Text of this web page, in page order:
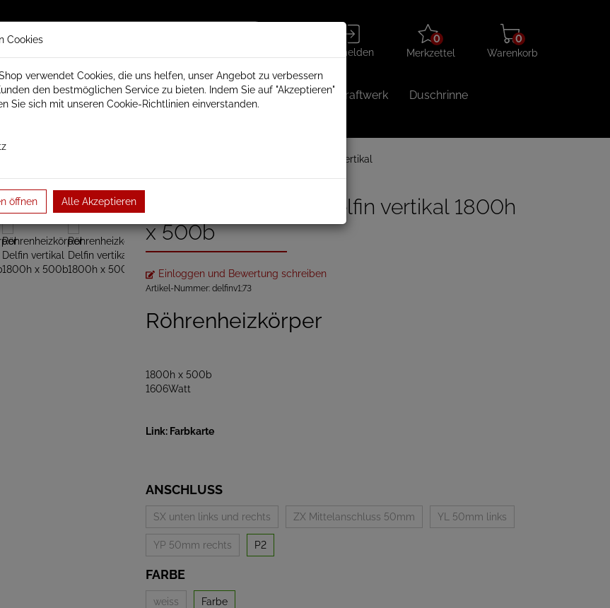
Anmelden
Anmelden
Merkzettel
aufklappen
0
Merkzettel
Warenkorb
aufklappen
0
Warenkorb
Schamotte Badheizkörper Heizkörperzubehör Balkonkraftwerk Duschrinne
Delfin vertikal
Röhrenheizkörper Delfin vertikal 1800h
x 500b
Einloggen und Bewertung schreiben
Artikel-Nummer: delfinv1;73
Röhrenheizkörper
1800h x 500b
1606Watt
Link: Farbkarte
ANSCHLUSS
SX unten links und rechts ZX Mittelanschluss 50mm YL 50mm links
YP 50mm rechts P2
FARBE
weiss Farbe
Cookies
verwendet Cookies, die uns helfen, unser Angebot zu verbessern
den bestmöglichen Service zu bieten. Indem Sie auf "Akzeptieren"
Sie sich mit unseren Cookie-Richtlinien einverstanden.
öffnen Alle Akzeptieren